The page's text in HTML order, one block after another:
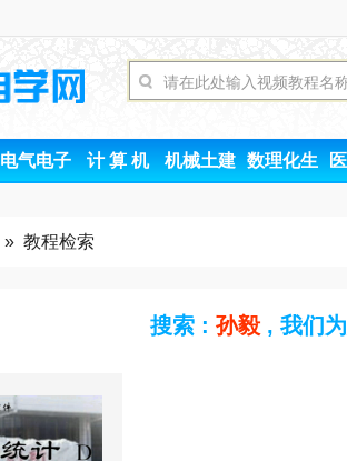
电气电子 计 算 机 机械土建 数理化生
» 教程检索
搜索 : 孙毅 , 我们